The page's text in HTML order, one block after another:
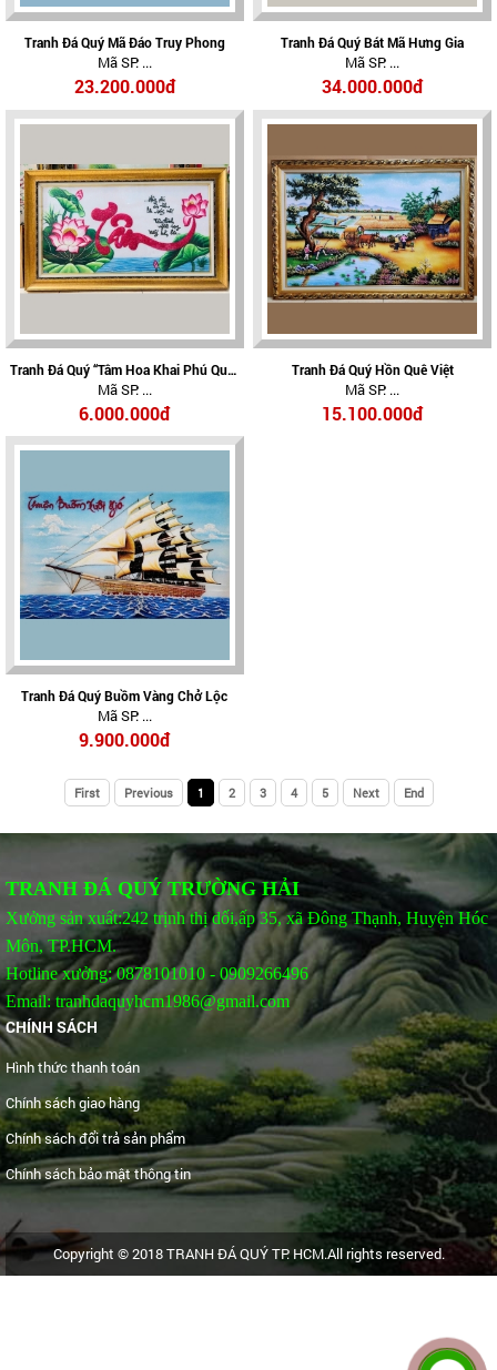
Tranh Đá Quý Mã Đáo Truy Phong
Mã SP: ...
23.200.000đ
Tranh Đá Quý Bát Mã Hưng Gia
Mã SP: ...
34.000.000đ
Tranh Đá Quý “Tâm Hoa Khai Phú Quý”
– Tâm An Hoa Nở, Phú Quý Viên Mãn
Mã SP: ...
6.000.000đ
Tranh Đá Quý Hồn Quê Việt
Mã SP: ...
15.100.000đ
Tranh Đá Quý Buồm Vàng Chở Lộc
Mã SP: ...
9.900.000đ
First Previous 1 2 3 4 5 Next End
TRANH ĐÁ QUÝ TRƯỜNG HẢI
Xưởng sản xuất:242 trịnh thị dối,ấp 35, xã Đông Thạnh, Huyện Hóc
Môn, TP.HCM.
Hotline xưởng: 0878101010 - 0909266496
Email: tranhdaquyhcm1986@gmail.com
CHÍNH SÁCH
Hình thức thanh toán
Chính sách giao hàng
Chính sách đổi trả sản phẩm
Chính sách bảo mật thông tin
Copyright © 2018 TRANH ĐÁ QUÝ TP. HCM.All rights reserved.